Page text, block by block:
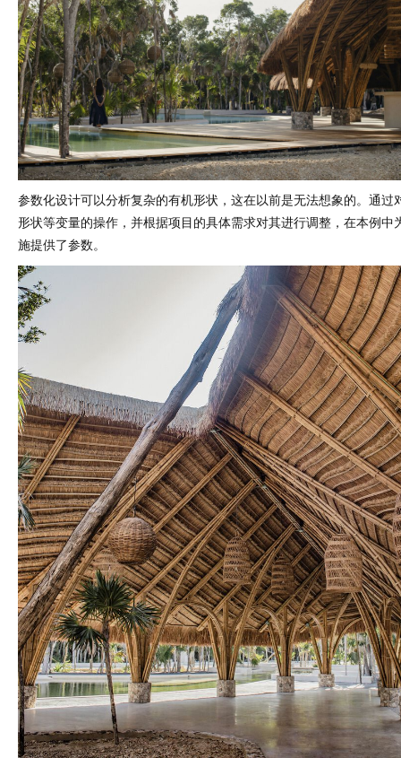
参数化设计可以分析复杂的有机形状，这在以前是无法想象的。通过
形状等变量的操作，并根据项目的具体需求对其进行调整，在本例中
施提供了参数。